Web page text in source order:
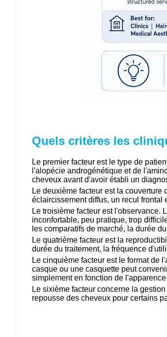
Quels critères les
Le premier facteur est le type de
l'alopécie androgénétique et de
cheveux avant d'avoir établi un
Le deuxième facteur est la
éclaircissement diffus, un recul frontal
Le troisième facteur est l'observance.
inconfortable, peu pratique, trop
les comparatifs de marché, la durée
Le quatrième facteur est la
durée du traitement, la fréquence
Le cinquième facteur est le format de
casque ou une casquette peut
simplement en fonction de
Le sixième facteur concerne la
repousse des cheveux pour certains